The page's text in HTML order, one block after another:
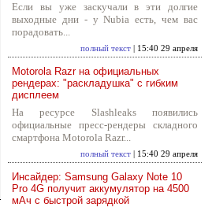
Если вы уже заскучали в эти долгие
выходные дни - у Nubia есть, чем вас
порадовать...
полный текст | 15:40 29 апреля
Motorola Razr на официальных
рендерах: "раскладушка" с гибким
дисплеем
На ресурсе Slashleaks появились
официальные пресс-рендеры складного
смартфона Motorola Razr...
полный текст | 15:40 29 апреля
Инсайдер: Samsung Galaxy Note 10
Pro 4G получит аккумулятор на 4500
мАч с быстрой зарядкой